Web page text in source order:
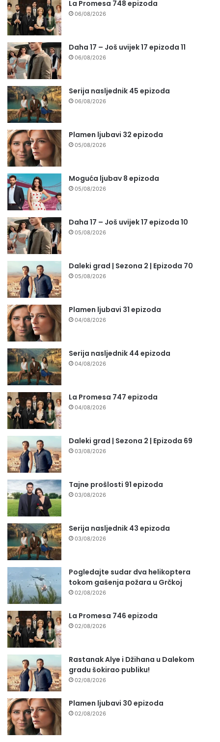
La Promesa 748 epizoda
06/08/2026
Daha 17 – Još uvijek 17 epizoda 11
06/08/2026
Serija nasljednik 45 epizoda
06/08/2026
Plamen ljubavi 32 epizoda
05/08/2026
Moguća ljubav 8 epizoda
05/08/2026
Daha 17 – Još uvijek 17 epizoda 10
05/08/2026
Daleki grad | Sezona 2 | Epizoda 70
05/08/2026
Plamen ljubavi 31 epizoda
04/08/2026
Serija nasljednik 44 epizoda
04/08/2026
La Promesa 747 epizoda
04/08/2026
Daleki grad | Sezona 2 | Epizoda 69
03/08/2026
Tajne prošlosti 91 epizoda
03/08/2026
Serija nasljednik 43 epizoda
03/08/2026
Pogledajte sudar dva helikoptera
tokom gašenja požara u Grčkoj
02/08/2026
La Promesa 746 epizoda
02/08/2026
Rastanak Alye i Džihana u Dalekom
gradu šokirao publiku!
02/08/2026
Plamen ljubavi 30 epizoda
02/08/2026